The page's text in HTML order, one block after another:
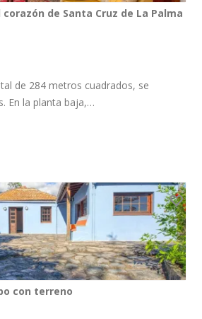
de Santa Cruz de La Palma
de 284 metros cuadrados, se
En la planta baja,…
con terreno